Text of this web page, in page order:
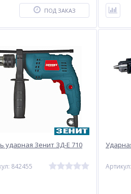
ПОД ЗАКАЗ
ударная Зенит ЗД-Е 710
842455